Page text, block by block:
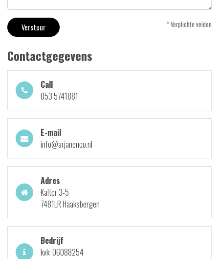
Verstuur * Verplichte velden
Contactgegevens
Call
053 5741881
E-mail
info@arjanenco.nl
Adres
Kalter 3-5
7481LR Haaksbergen
Bedrijf
kvk: 06088254